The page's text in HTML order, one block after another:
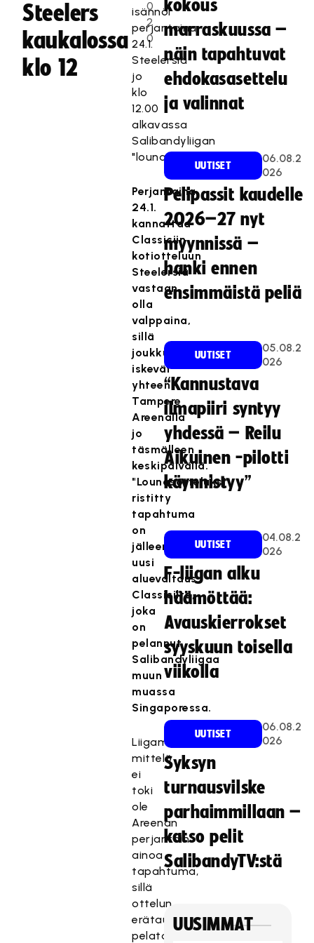
Steelers
kaukalossa
klo 12
0
2
0
isännöi
perjantaina
24.1.
Steelersiä
jo
klo
12.00
alkavassa
Salibandyliigan
"lounasottelussa".
Perjantaina
24.1.
kannattaa
Classiciin
kotiotteluun
Steelersiä
vastaan
olla
valppaina,
sillä
joukkueet
iskevät
yhteen
Tampere
Areenalla
jo
täsmälleen
keskipäivällä.
"Lounasotteluksi"
ristitty
tapahtuma
on
jälleen
uusi
aluevaltaus
Classicilta,
joka
on
pelannut
Salibandyliigaa
muun
muassa
Singaporessa.
Liigamiesten
mittelö
ei
toki
ole
Areenan
perjantain
ainoa
tapahtuma,
sillä
ottelun
erätauoilla
pelataan
kokous
marraskuussa –
näin tapahtuvat
ehdokasasettelu
ja valinnat
UUTISET
06.08.2
026
Pelipassit kaudelle
2026–27 nyt
myynnissä –
hanki ennen
ensimmäistä peliä
UUTISET
05.08.2
026
“Kannustava
ilmapiiri syntyy
yhdessä – Reilu
Aikuinen -pilotti
käynnistyy”
UUTISET
04.08.2
026
F-liigan alku
häämöttää:
Avauskierrokset
syyskuun toisella
viikolla
UUTISET
06.08.2
026
Syksyn
turnausvilske
parhaimmillaan –
katso pelit
SalibandyTV:stä
UUSIMMAT